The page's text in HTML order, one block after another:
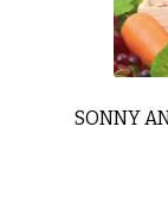
SONNY